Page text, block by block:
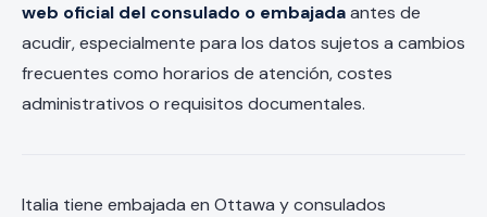
web oficial del consulado o embajadaantes de
acudir, especialmente para los datos sujetos a cambios
frecuentes como horarios de atención, costes
administrativos o requisitos documentales.
Italia tiene embajada en Ottawa y consulados